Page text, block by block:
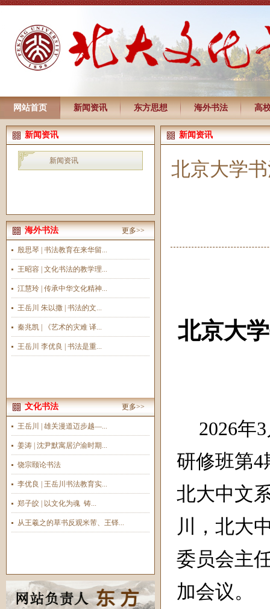
网站首页 新闻资讯 东方思想 海外书法 高
新闻资讯
新闻资讯
海外书法 更多>>
殷思琴 | 书法教育在来华留...
王昭容 | 文化书法的教学理...
江慧玲 | 传承中华文化精神...
王岳川 朱以撒 | 书法的文...
秦兆凯 | 《艺术的灾难 译...
王岳川 李优良 | 书法是重...
文化书法 更多>>
王岳川 | 雄关漫道迈步越—...
姜涛 | 沈尹默寓居沪渝时期...
饶宗颐论书法
李优良 | 王岳川书法教育实...
郑子皎 | 以文化为魂 铸...
从王羲之的草书反观米芾、王铎...
新闻资讯
北京大学
北京大
2026年3
研修班第4
北大中文
川，北大
委员会主
加会议。